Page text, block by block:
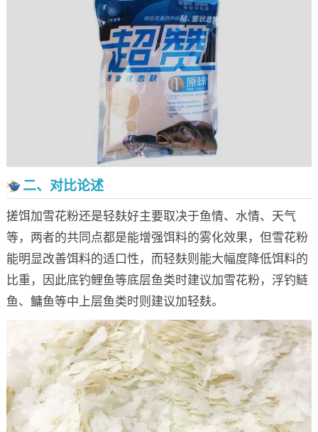
二、对比论述
搓饵加雪花粉还是轻麸好主要取决于鱼情、水情、天气
等，两者的共同点都是能增强饵料的雾化效果，但雪花粉
能明显改善饵料的适口性，而轻麸则能大幅度降低饵料的
比重，因此底钓鲤鱼等底层鱼类时建议加雪花粉，浮钓鲢
鱼、鳙鱼等中上层鱼类时则建议加轻麸。